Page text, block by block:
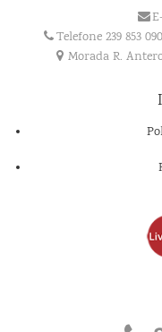
Telefone 239 853 090
Morada R.